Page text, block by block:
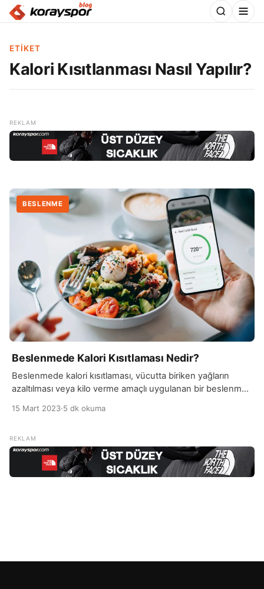
ETIKET
Kalori Kısıtlanması Nasıl Yapılır?
BESLENME
Beslenmede Kalori Kısıtlaması Nedir?
Beslenmede kalori kısıtlaması, vücutta biriken yağların
azaltılması veya kilo verme amaçlı uygulanan bir beslenme
kalorili diyetler, aralıklı oruç, yemeğe sıkıştırma ve öğün
atlama bulunur. Bu stratejiler, kalori alımını sınırlayarak
vücudun yağ depolarını yakması için […]
15 Mart 2023·5 dk okuma